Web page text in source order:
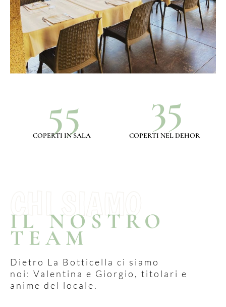
55 35
COPERTI IN SALA COPERTI NEL DEHOR
CHI SIAMO
IL NOSTRO
TEAM
Dietro La Botticella ci s iamo
noi: Valentina e Giorgio, titolari e
anime del locale.